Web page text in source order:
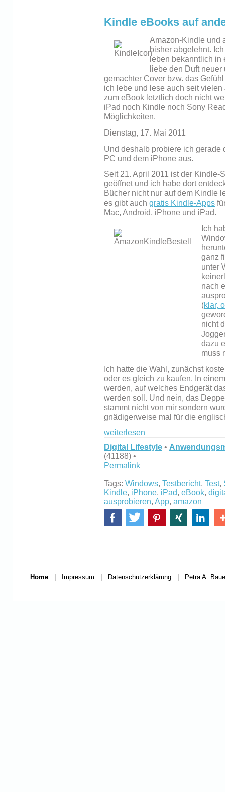
Kindle eBooks auf
Amazon-Kindle und
bisher abgelehnt.
leben bekanntlich in
liebe den Duft
gemachter Cover bzw. das
ich lebe und lese auch seit
zum eBook letztlich doch nicht
iPad noch Kindle noch Sony
Möglichkeiten.
Dienstag, 17. Mai 2011
Und deshalb probiere ich
PC und dem iPhone aus.
Seit 21. April 2011 ist der Kindle-
geöffnet und ich habe dort
Bücher nicht nur auf dem Kindle
es gibt auch gratis Kindle-Apps
Mac, Android, iPhone und iPad.
Ich
ganz
unter
nach
(klar,
nicht
dazu
muss
Ich hatte die Wahl, zunächst
oder es gleich zu kaufen. In
werden, auf welches Endgerät
werden soll. Und nein, das
stammt nicht von mir sondern
gnädigerweise mal für die
weiterlesen
Digital Lifestyle •
(41188) •
Permalink
Tags: Windows, Testbericht, Test,
Kindle, iPhone, iPad, eBook,
ausprobieren, App, amazon
Home Impressum Datenschutzerklärung Petra A.